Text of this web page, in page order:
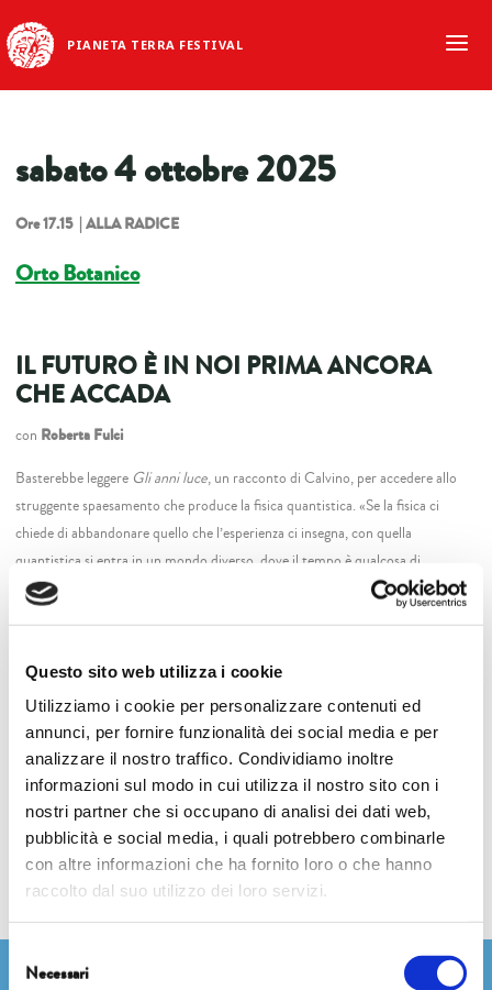
Questo sito web utilizza i cookie
Utilizziamo i cookie per personalizzare contenuti ed
annunci, per fornire funzionalità dei social media e per
analizzare il nostro traffico. Condividiamo inoltre
informazioni sul modo in cui utilizza il nostro sito con i
nostri partner che si occupano di analisi dei dati web,
pubblicità e social media, i quali potrebbero combinarle
con altre informazioni che ha fornito loro o che hanno
raccolto dal suo utilizzo dei loro servizi.
delNecessari
PIANETA TERRA FESTIVAL
sabato 4 ottobre 2025
Ore 17.15 | ALLA RADICE
Orto Botanico
IL FUTURO È IN NOI PRIMA ANCORA
CHE ACCADA
con Roberta Fulci
Basterebbe leggere Gli anni luce, un racconto di Calvino, per accedere allo
struggente spaesamento che produce la fisica quantistica. «Se la fisica ci
chiede di abbandonare quello che l’esperienza ci insegna, con quella
quantistica si entra in un mondo diverso, dove il tempo è qualcosa di
completamente altro da ciò che abbiamo conosciuto: il cielo che si guarda è
fatto da milioni di tempi passati, la luce che vediamo delle stelle è la luce di
prima perché bisogna calcolare il tempo che ci mette la luce ad arrivare fino a
noi» dice l’astrofisica Ersilia Vaudo Scarpetta. Con lei, faremo un viaggio tra
stelle e tempo, dalle profondità siderali alle pieghe dell’anima umana, che ci
svelerà come l’infinito cosmico abiti già dentro di noi.
Share this...